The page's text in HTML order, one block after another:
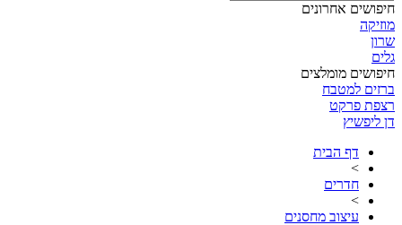
חיפושים אחרונים
מוזיקה
שרון
גלים
חיפושים מומלצים
ברזים למטבח
רצפת פרקט
דן ליפשיץ
דף הבית
>
חדרים
>
עיצוב מחסנים